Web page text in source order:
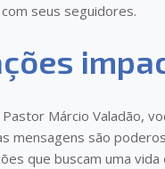
seus seguidores.
Márcio Valadão,
mensagens são
que buscam uma vida